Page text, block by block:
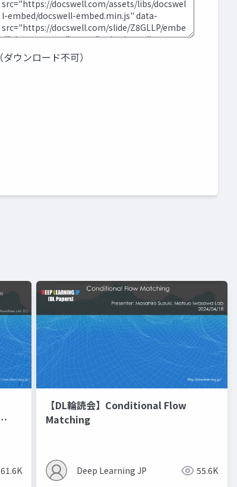
（ダウンロード不可）
61.6K
【DL輪読会】Conditional Flow
Matching
Deep Learning JP 55.6K